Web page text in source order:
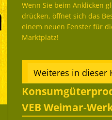
Wenn Sie beim Anklicken
drücken, öffnet sich das
einem neuen Fenster für
Marktplatz!
Weiteres in dieser
VEB Weimar-